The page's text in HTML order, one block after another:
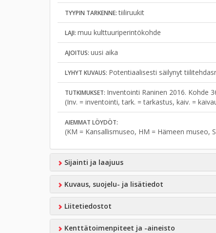
TYYPIN TARKENNE:tiiliruukit
LAJI: muu kulttuuriperintökohde
AJOITUS: uusi aika
LYHYT KUVAUS: Potentiaalisesti säilynyt
TUTKIMUKSET: Inventointi Raninen 2016. Kohde
(Inv. = inventointi, tark. = tarkastus, kaiv. =
AIEMMAT LÖYDÖT:
(KM = Kansallismuseo, HM = Hämeen museo,
Sijainti ja laajuus
Kuvaus, suojelu- ja lisätiedot
Liitetiedostot
Kenttätoimenpiteet ja -aineisto